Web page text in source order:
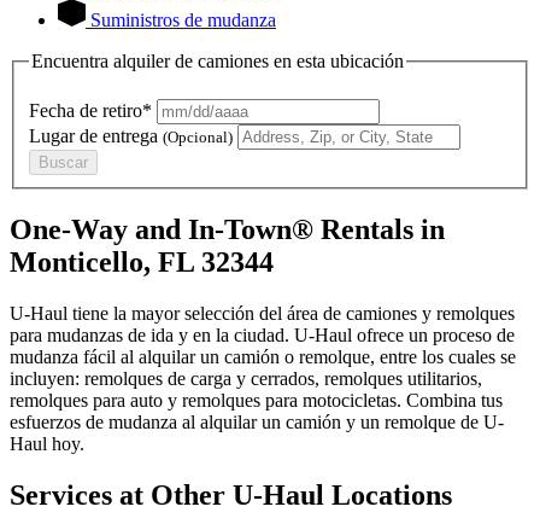
Suministros de mudanza
Encuentra alquiler de camiones en esta ubicación
Fecha de retiro*
Lugar de entrega (Opcional)
Buscar
One-Way and In-Town® Rentals in
Monticello, FL 32344
U-Haul tiene la mayor selección del área de camiones y remolques
para mudanzas de ida y en la ciudad. U-Haul ofrece un proceso de
mudanza fácil al alquilar un camión o remolque, entre los cuales se
incluyen: remolques de carga y cerrados, remolques utilitarios,
remolques para auto y remolques para motocicletas. Combina tus
esfuerzos de mudanza al alquilar un camión y un remolque de U-
Haul hoy.
Services at Other U-Haul Locations